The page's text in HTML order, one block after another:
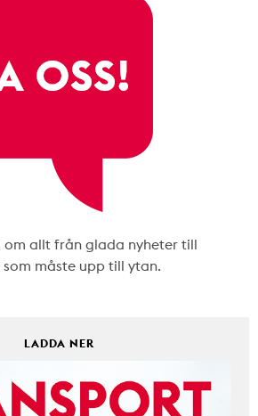
om allt från glada nyheter till
måste upp till ytan.
LADDA NER